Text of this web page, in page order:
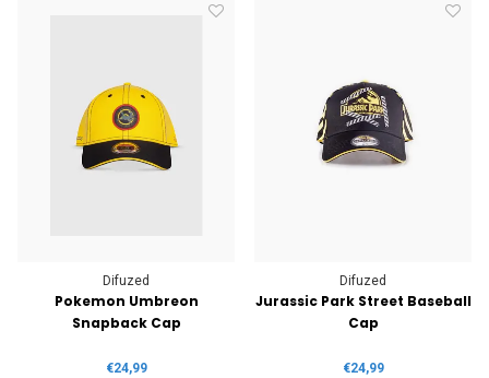
Difuzed
Pokemon Umbreon
Snapback Cap
€24,99
Difuzed
Jurassic Park Street Baseball
Cap
€24,99